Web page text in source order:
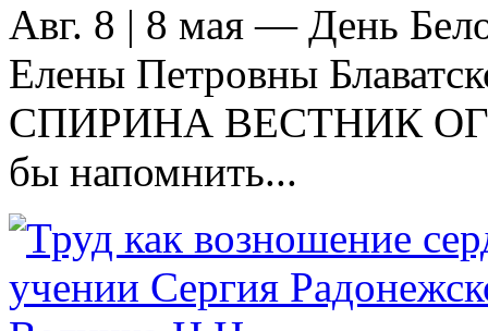
Авг. 8 | 8 мая — День
Елены Петровны
СПИРИНА ВЕСТНИК
бы напомнить...